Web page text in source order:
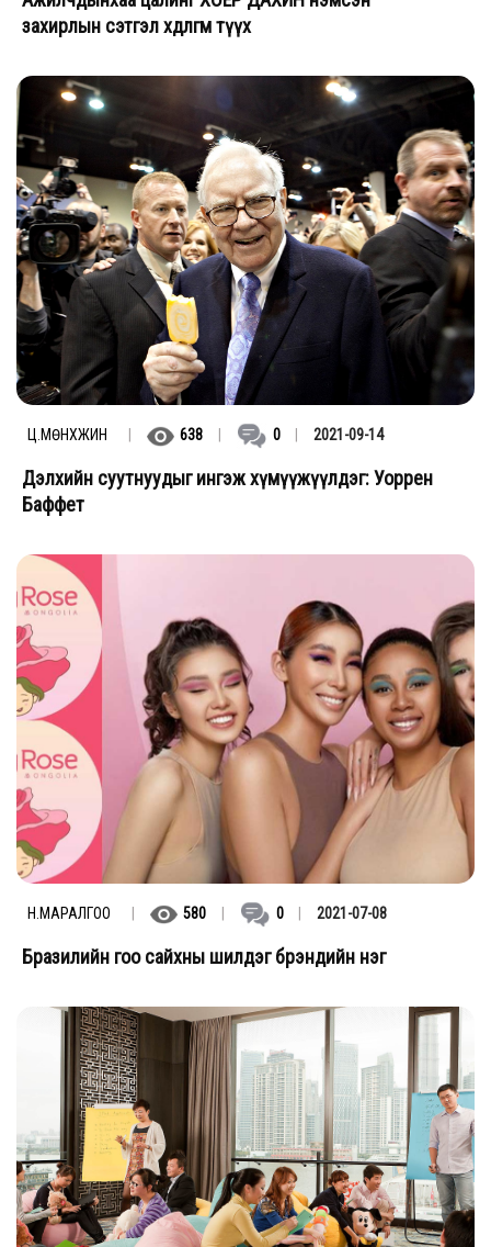
захирлын сэтгэл хөдөлгөм түүх
Ц.МӨНХЖИН 638 0 2021-09-14
Дэлхийн суутнуудыг ингэж хүмүүжүүлдэг: Уоррен
Баффет
Н.МАРАЛГОО 580 0 2021-07-08
Бразилийн гоо сайхны шилдэг брэндийн нэг